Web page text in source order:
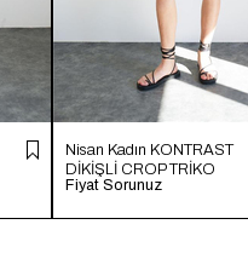
Nisan Kadın KONTRAST
DİKİŞLİ CROP TRİKO
HAM EKRU TT4231-Z
Fiyat Sorunuz